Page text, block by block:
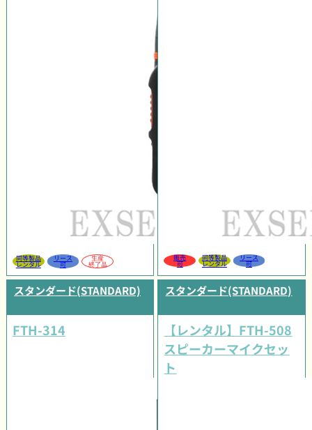
同等製品
レンタル
リース
可
生産
終了品
販売
可
同等製品
レンタル
リース
可
スタンダード(STANDARD)
FTH-314
スタンダード(STANDARD)
【レンタル】FTH-508
スピーカーマイクセッ
ト